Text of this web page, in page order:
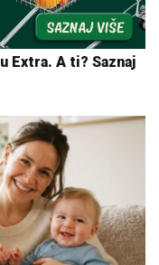
Extra. A ti? Saznaj